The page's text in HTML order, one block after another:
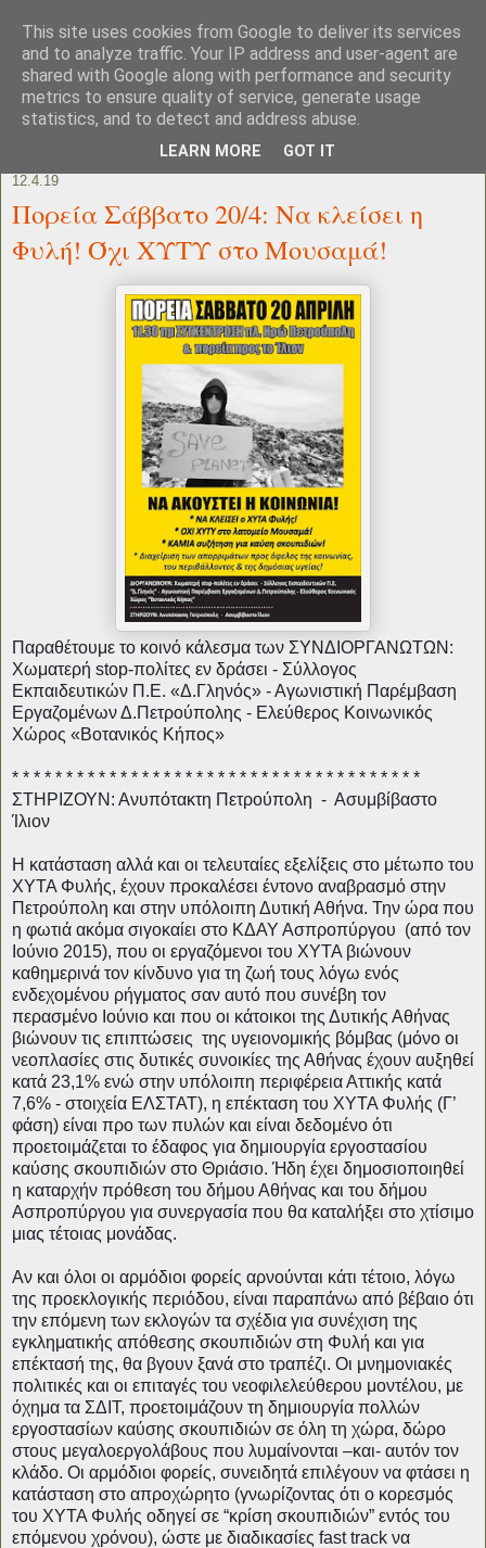
12.4.19
Πορεία Σάββατο 20/4: Να κλείσει η
Φυλή! Όχι ΧΥΤΥ στο Μουσαμά!
Παραθέτουμε το κοινό κάλεσμα των ΣΥΝΔΙΟΡΓΑΝΩΤΩΝ:
Χωματερή stop-πολίτες εν δράσει - Σύλλογος
Εκπαιδευτικών Π.Ε. «Δ.Γληνός» - Αγωνιστική Παρέμβαση
Εργαζομένων Δ.Πετρούπολης - Ελεύθερος Κοινωνικός
Χώρος «Βοτανικός Κήπος»
* * * * * * * * * * * * * * * * * * * * * * * * * * * * * * * * * * * * * *
ΣΤΗΡΙΖΟΥΝ: Ανυπότακτη Πετρούπολη  -  Ασυμβίβαστο
Ίλιον
Η κατάσταση αλλά και οι τελευταίες εξελίξεις στο μέτωπο του
ΧΥΤΑ Φυλής, έχουν προκαλέσει έντονο αναβρασμό στην
Πετρούπολη και στην υπόλοιπη Δυτική Αθήνα. Την ώρα που
η φωτιά ακόμα σιγοκαίει στο ΚΔΑΥ Ασπροπύργου  (από τον
Ιούνιο 2015), που οι εργαζόμενοι του ΧΥΤΑ βιώνουν
καθημερινά τον κίνδυνο για τη ζωή τους λόγω ενός
ενδεχομένου ρήγματος σαν αυτό που συνέβη τον
περασμένο Ιούνιο και που οι κάτοικοι της Δυτικής Αθήνας
βιώνουν τις επιπτώσεις  της υγειονομικής βόμβας (μόνο οι
νεοπλασίες στις δυτικές συνοικίες της Αθήνας έχουν αυξηθεί
κατά 23,1% ενώ στην υπόλοιπη περιφέρεια Αττικής κατά
7,6% - στοιχεία ΕΛΣΤΑΤ), η επέκταση του ΧΥΤΑ Φυλής (Γ’
φάση) είναι προ των πυλών και είναι δεδομένο ότι
προετοιμάζεται το έδαφος για δημιουργία εργοστασίου
καύσης σκουπιδιών στο Θριάσιο. Ήδη έχει δημοσιοποιηθεί
η καταρχήν πρόθεση του δήμου Αθήνας και του δήμου
Ασπροπύργου για συνεργασία που θα καταλήξει στο χτίσιμο
μιας τέτοιας μονάδας.
Αν και όλοι οι αρμόδιοι φορείς αρνούνται κάτι τέτοιο, λόγω
της προεκλογικής περιόδου, είναι παραπάνω από βέβαιο ότι
την επόμενη των εκλογών τα σχέδια για συνέχιση της
εγκληματικής απόθεσης σκουπιδιών στη Φυλή και για
επέκτασή της, θα βγουν ξανά στο τραπέζι. Οι μνημονιακές
πολιτικές και οι επιταγές του νεοφιλελεύθερου μοντέλου, με
όχημα τα ΣΔΙΤ, προετοιμάζουν τη δημιουργία πολλών
εργοστασίων καύσης σκουπιδιών σε όλη τη χώρα, δώρο
στους μεγαλοεργολάβους που λυμαίνονται –και- αυτόν τον
κλάδο. Οι αρμόδιοι φορείς, συνειδητά επιλέγουν να φτάσει η
κατάσταση στο απροχώρητο (γνωρίζοντας ότι ο κορεσμός
του ΧΥΤΑ Φυλής οδηγεί σε “κρίση σκουπιδιών” εντός του
επόμενου χρόνου), ώστε με διαδικασίες fast track να
This site uses cookies from Google to deliver its services
and to analyze traffic. Your IP address and user-agent are
shared with Google along with performance and security
metrics to ensure quality of service, generate usage
statistics, and to detect and address abuse.
LEARN MORE GOT IT